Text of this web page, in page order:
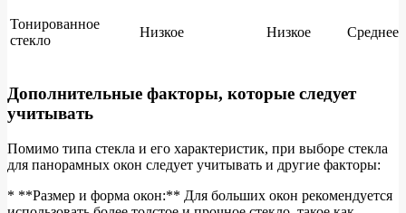
Тонированное
стекло
Низкое Низкое Среднее
Дополнительные факторы, которые следует
учитывать
Помимо типа стекла и его характеристик, при выборе стекла
для панорамных окон следует учитывать и другие факторы:
* **Размер и форма окон:** Для больших окон рекомендуется